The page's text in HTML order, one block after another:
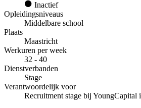
Inactief
Opleidingsniveaus
Middelbare school
Plaats
Maastricht
Werkuren per week
32 - 40
Dienstverbanden
Stage
Verantwoordelijk voor
Recruitment stage bij YoungCapital